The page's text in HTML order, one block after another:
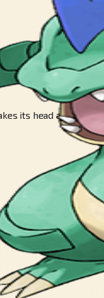
its head and